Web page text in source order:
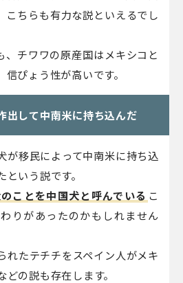
こちらも有力な説といえるでし
、チワワの原産国はメキシコと
ぴょう性が高いです。
して中南米に持ち込んだ
が移民によって中南米に持ち込
いう説です。
ことを中国犬と呼んでいる こ
りがあったのかもしれません
れたテチチをスペイン人がメキ
の説も存在します。